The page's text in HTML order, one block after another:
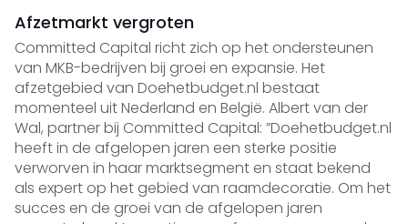
Afzetmarkt vergroten
Committed Capital richt zich op het ondersteunen
van MKB-bedrijven bij groei en expansie. Het
afzetgebied van Doehetbudget.nl bestaat
momenteel uit Nederland en België. Albert van der
Wal, partner bij Committed Capital: ”Doehetbudget.nl
heeft in de afgelopen jaren een sterke positie
verworven in haar marktsegment en staat bekend
als expert op het gebied van raamdecoratie. Om het
succes en de groei van de afgelopen jaren